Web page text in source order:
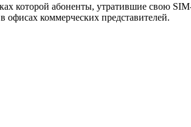
абоненты, утратившие свою SIM-
коммерческих представителей.